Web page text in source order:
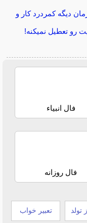
دیگه کمردرد کار و
رو تعطیل نمیکنه!
فال انبیاء
فال روزانه
تولد تعبیر خواب